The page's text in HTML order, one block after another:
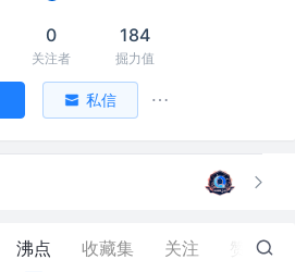
0
关注者
184
掘力值
私信
沸点 收藏集 关注 12